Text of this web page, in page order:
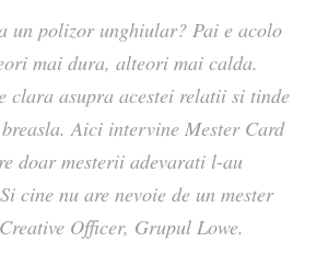
un polizor unghiular? Pai e acolo
mai dura, alteori mai calda.
clara asupra acestei relatii si tinde
Aici intervine Mester Card
doar mesterii adevarati l-au
cine nu are nevoie de un mester
Officer, Grupul Lowe.